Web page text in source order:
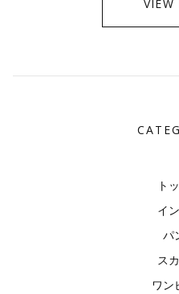
VIEW
ト
イ
パ
ス
ワン